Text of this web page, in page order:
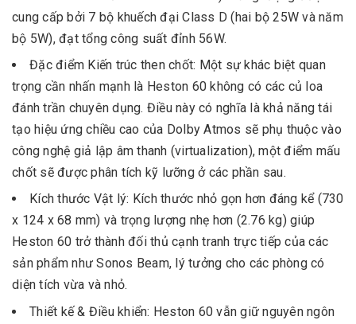
cung cấp bởi 7 bộ khuếch đại Class D (hai bộ 25W và năm
bộ 5W), đạt tổng công suất đỉnh 56W.
Đặc điểm Kiến trúc then chốt: Một sự khác biệt quan
trọng cần nhấn mạnh là Heston 60 không có các củ loa
đánh trần chuyên dụng. Điều này có nghĩa là khả năng tái
tạo hiệu ứng chiều cao của Dolby Atmos sẽ phụ thuộc vào
công nghệ giả lập âm thanh (virtualization), một điểm mấu
chốt sẽ được phân tích kỹ lưỡng ở các phần sau.
Kích thước Vật lý: Kích thước nhỏ gọn hơn đáng kể (730
x 124 x 68 mm) và trọng lượng nhẹ hơn (2.76 kg) giúp
Heston 60 trở thành đối thủ cạnh tranh trực tiếp của các
sản phẩm như Sonos Beam, lý tưởng cho các phòng có
diện tích vừa và nhỏ.
Thiết kế & Điều khiển: Heston 60 vẫn giữ nguyên ngôn